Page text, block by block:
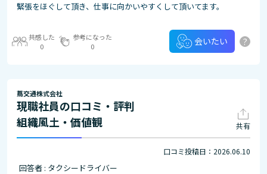
緊張をほぐして頂き、仕事に向かいやすくして頂いてます。
共感した
0
参考になった
0
会いたい ?
蔦交通株式会社
現職社員の口コミ・評判
組織風土・価値観
共有
口コミ投稿日：2026.06.10
回答者 : タクシードライバー